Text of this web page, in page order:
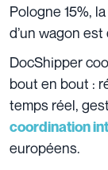
Pologne 15%,
d’un wagon
DocShipper
bout en bout :
temps réel,
coordination
européens.